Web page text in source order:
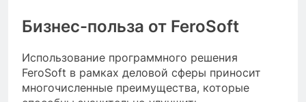
Бизнес-польза от FeroSoft
Использование программного решения
FeroSoft в рамках деловой сферы приносит
многочисленные преимущества, которые